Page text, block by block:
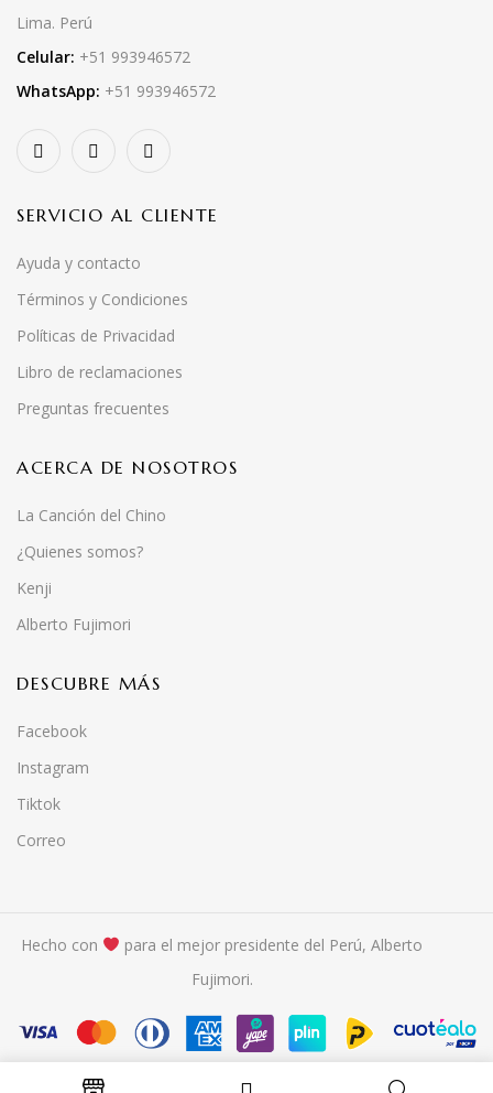
Lima. Perú
Celular: +51 993946572
WhatsApp: +51 993946572
SERVICIO AL CLIENTE
Ayuda y contacto
Términos y Condiciones
Políticas de Privacidad
Libro de reclamaciones
Preguntas frecuentes
ACERCA DE NOSOTROS
La Canción del Chino
¿Quienes somos?
Kenji
Alberto Fujimori
DESCUBRE MÁS
Facebook
Instagram
Tiktok
Correo
Hecho con
para el mejor presidente del Perú, Alberto
Fujimori.